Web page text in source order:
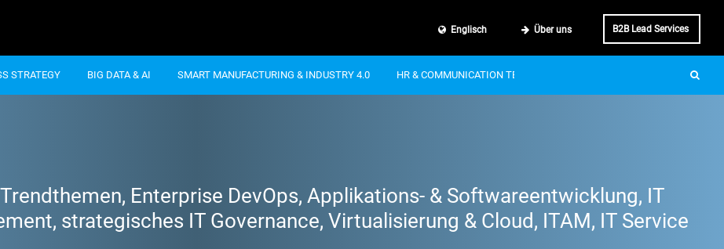
Englisch Über uns B2B Lead Services
STRATEGY BIG DATA & AI SMART MANUFACTURING & INDUSTRY 4.0 HR & COMMUNICATION TECH IT &
Enterprise DevOps, Applikations- & Softwareentwicklung, IT
strategisches IT Governance, Virtualisierung & Cloud, ITAM, IT Service